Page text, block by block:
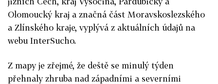
Olomoucký kraj a značná část Moravskoslezského
a Zlínského kraje, vyplývá z aktuálních údajů na
webu InterSucho.
Z mapy je zřejmé, že deště se minulý týden
přehnaly zhruba nad západními a severními